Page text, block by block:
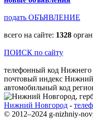
подать ОБЪЯВЛЕНИЕ
всего на сайте: 1328
ПОИСК по сайту
телефонный код Нижнего
почтовый индекс
автомобильный код
Нижний Новгород -
© 2012–2024 g-nizhniy-